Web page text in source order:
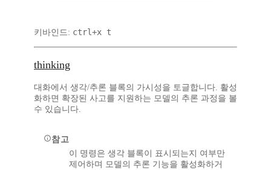
키바인드: ctrl+x t
thinking
대화에서 생각/추론 블록의 가시성을 토글합니다. 활성
화하면 확장된 사고를 지원하는 모델의 추론 과정을 볼
수 있습니다.
참고
이 명령은 생각 블록이 표시되는지 여부만
제어 하며 모델의 추론 기능을 활성화하거